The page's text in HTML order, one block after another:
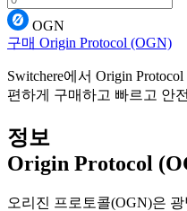
OGN
구매 Origin Protocol (OGN)
Switchere에서 Origin
편하게 구매하고 빠르고 안
정보
Origin Protocol
오리진 프로토콜(OGN)은